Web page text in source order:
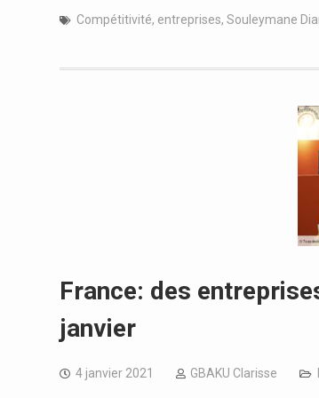
Compétitivité, entreprises, Souleymane
France: des
janvier
4 janvier 2021 GBAKU Clarisse